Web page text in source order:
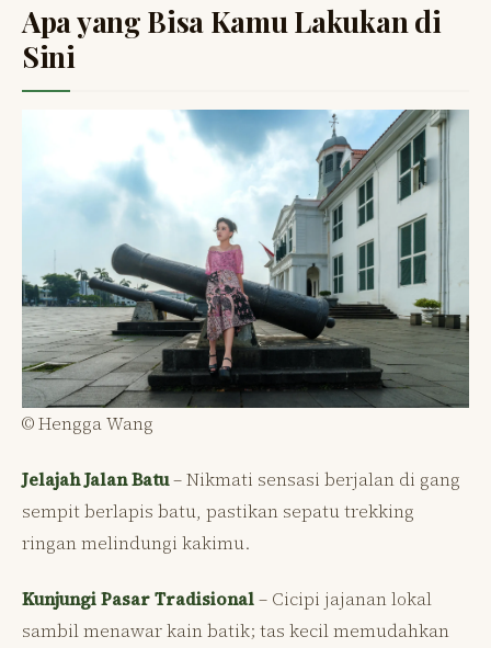
Apa yang Bisa Kamu Lakukan di
Sini
© Hengga Wang
Jelajah Jalan Batu– Nikmati sensasi berjalan di gang
sempit berlapis batu, pastikan sepatu trekking
ringan melindungi kakimu.
Kunjungi Pasar Tradisional– Cicipi jajanan lokal
sambil menawar kain batik; tas kecil memudahkan